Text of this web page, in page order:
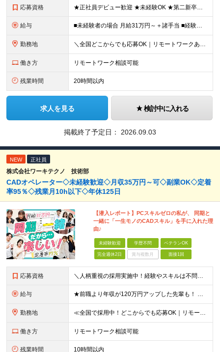
応募資格 ★正社員デビュー歓迎 ★未経験OK ★第二新卒歓迎 ★学歴不問 ＜こんな方にピッタリ！＞ □ 収入も、お休みも、絶対に妥協したくない！ □ ゆとりのある生活を楽しみながら、将来ずっと役立つスキル
給与 ■未経験者の場合 月給31万円～＋諸手当 ■経験者の場合 月給35万円～90万円＋諸手当 ★前職から年収120万円UPの実績あり ★初年度年収500万円～も可能！ ※首都圏以外の未経験の方は【月
勤務地 ＼全国どこからでも応募OK｜リモートワークあり／ ◇会社都合の転居を伴う転勤はなし ◇直行直帰OK！ ご自宅から通いやすいエリアや希望するエリアの プロジェクトをご担当いただきます！ 「自宅から通え
働き方 リモートワーク相談可能
残業時間 20時間以内
求人を見る 検討中に入れる
掲載終了予定日： 2026.09.03
NEW 正社員
株式会社ワーキテクノ 技術部
CADオペレーター◇未経験歓迎◇月収35万円～可◇副業OK◇定着
率95％◇残業月10h以下◇年休125日
【潜入レポート】PCスキルゼロの私が、 同期と
一緒に「一生モノのCADスキル」を手に入れた理
由♪
未経験歓迎 学歴不問 ベテランOK
完全週休2日 賞与複数月 面接1回
応募資格 ＼人柄重視の採用実施中！経験やスキルは不問です／ ★正社員デビューも歓迎★未経験OK★第二新卒歓迎★学歴不問 ◎20代～30代の若手中心に活躍中 ◎U/Iターンも歓迎 ◎転居を伴う転勤なし ◎家族の
給与 ★前職より年収が120万円アップした先輩も！ ★年収500万円可能 ■月給30万円～80万円＋各種手当（経験者） ■月給26万2000円～36万円＋各種手当（未経験者/首都圏） ※首都圏以外の未経
勤務地 ≪全国で採用中！どこからでも応募OK｜リモートワークあり≫ ★大阪・東京・名古屋・福岡への引っ越し補助制度あり ★会社都合の転居を伴う転勤はなし ‥‥━━━━━━ ご自宅から通いやすいエリアや希望す
働き方 リモートワーク相談可能
残業時間 10時間以内